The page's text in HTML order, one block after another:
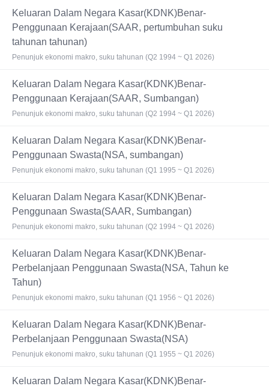
Keluaran Dalam Negara Kasar(KDNK)Benar-
Penggunaan Kerajaan(SAAR, pertumbuhan suku
tahunan tahunan)
Penunjuk ekonomi makro, suku tahunan (Q2 1994 ~ Q1 2026)
Keluaran Dalam Negara Kasar(KDNK)Benar-
Penggunaan Kerajaan(SAAR, Sumbangan)
Penunjuk ekonomi makro, suku tahunan (Q2 1994 ~ Q1 2026)
Keluaran Dalam Negara Kasar(KDNK)Benar-
Penggunaan Swasta(NSA, sumbangan)
Penunjuk ekonomi makro, suku tahunan (Q1 1995 ~ Q1 2026)
Keluaran Dalam Negara Kasar(KDNK)Benar-
Penggunaan Swasta(SAAR, Sumbangan)
Penunjuk ekonomi makro, suku tahunan (Q2 1994 ~ Q1 2026)
Keluaran Dalam Negara Kasar(KDNK)Benar-
Perbelanjaan Penggunaan Swasta(NSA, Tahun ke
Tahun)
Penunjuk ekonomi makro, suku tahunan (Q1 1956 ~ Q1 2026)
Keluaran Dalam Negara Kasar(KDNK)Benar-
Perbelanjaan Penggunaan Swasta(NSA)
Penunjuk ekonomi makro, suku tahunan (Q1 1955 ~ Q1 2026)
Keluaran Dalam Negara Kasar(KDNK)Benar-